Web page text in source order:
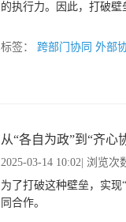
的执行力。因此，打破壁
标签： 跨部门协同 外部
从“各自为政”到“齐心
2025-03-14 10:02 | 浏览次
为了打破这种壁垒，实
同合作。